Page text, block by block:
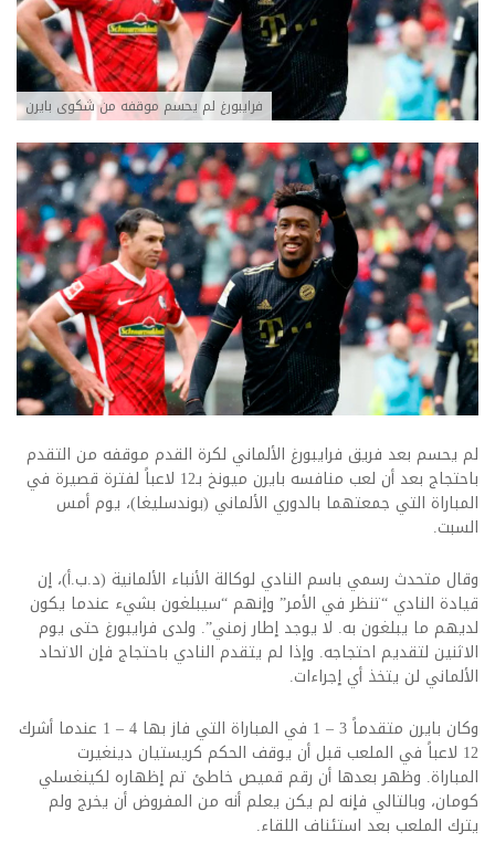
فرايبورغ لم يحسم موقفه من شكوى بايرن
لم يحسم بعد فريق فرايبورغ الألماني لكرة القدم موقفه من التقدم
باحتجاج بعد أن لعب منافسه بايرن ميونخ بـ12 لاعباً لفترة قصيرة في
المباراة التي جمعتهما بالدوري الألماني (بوندسليغا)، يوم أمس
السبت.
وقال متحدث رسمي باسم النادي لوكالة الأنباء الألمانية (د.ب.أ)، إن
قيادة النادي “تنظر في الأمر” وإنهم “سيبلغون بشيء عندما يكون
لديهم ما يبلغون به. لا يوجد إطار زمني”. ولدى فرايبورغ حتى يوم
الاثنين لتقديم احتجاجه. وإذا لم يتقدم النادي باحتجاج فإن الاتحاد
الألماني لن يتخذ أي إجراءات.
وكان بايرن متقدماً 3 – 1 في المباراة التي فاز بها 4 – 1 عندما أشرك
12 لاعباً في الملعب قبل أن يوقف الحكم كريستيان دينغيرت
المباراة. وظهر بعدها أن رقم قميص خاطئ تم إظهاره لكينغسلي
كومان، وبالتالي فإنه لم يكن يعلم أنه من المفروض أن يخرج ولم
يترك الملعب بعد استئناف اللقاء.